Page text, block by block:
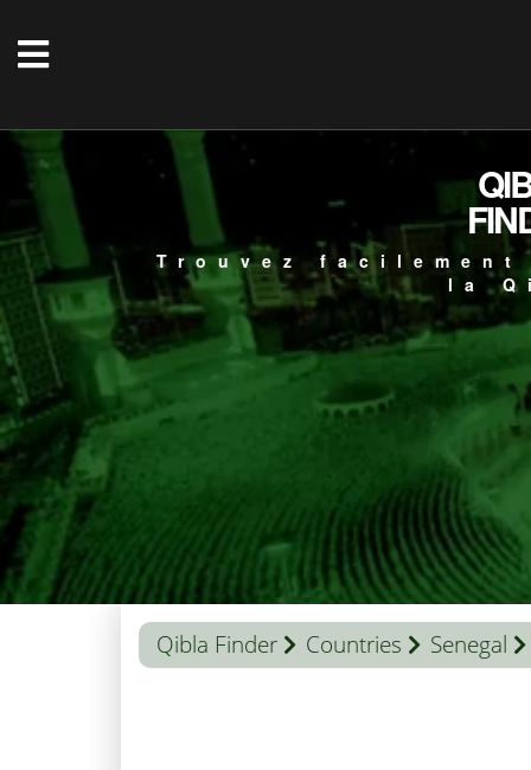
Trouvez
la
Qibla Finder Countries Senegal